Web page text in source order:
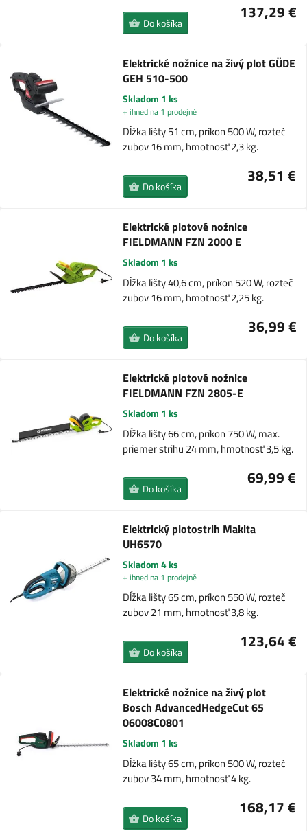
137,29 €
Do košíka
Elektrické nožnice na živý plot GÜDE
GEH 510-500
Skladom 1 ks
+ ihned na 1 prodejně
Dĺžka lišty 51 cm, príkon 500 W, rozteč
zubov 16 mm, hmotnosť 2,3 kg.
38,51 €
Do košíka
Elektrické plotové nožnice
FIELDMANN FZN 2000 E
Skladom 1 ks
Dĺžka lišty 40,6 cm, príkon 520 W, rozteč
zubov 16 mm, hmotnosť 2,25 kg.
36,99 €
Do košíka
Elektrické plotové nožnice
FIELDMANN FZN 2805-E
Skladom 1 ks
Dĺžka lišty 66 cm, príkon 750 W, max.
priemer strihu 24 mm, hmotnosť 3,5 kg.
69,99 €
Do košíka
Elektrický plotostrih Makita
UH6570
Skladom 4 ks
+ ihned na 1 prodejně
Dĺžka lišty 65 cm, príkon 550 W, rozteč
zubov 21 mm, hmotnosť 3,8 kg.
123,64 €
Do košíka
Elektrické nožnice na živý plot
Bosch AdvancedHedgeCut 65
06008C0801
Skladom 1 ks
Dĺžka lišty 65 cm, príkon 500 W, rozteč
zubov 34 mm, hmotnosť 4 kg.
168,17 €
Do košíka